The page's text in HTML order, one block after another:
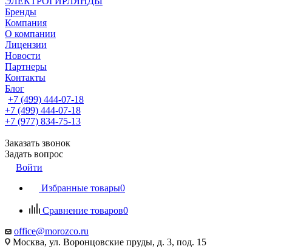
Бренды
Компания
О компании
Лицензии
Новости
Партнеры
Контакты
Блог
+7 (499) 444-07-18
+7 (499) 444-07-18
+7 (977) 834-75-13
Заказать звонок
Задать вопрос
Войти
Избранные товары0
Сравнение товаров0
office@morozco.ru
Москва, ул. Воронцовские пруды, д. 3, под. 15